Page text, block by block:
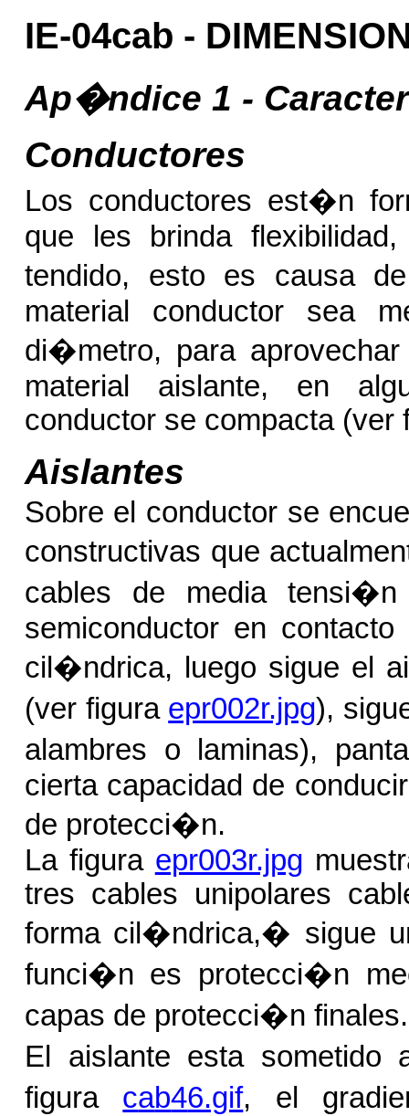
IE-04cab -
Ap�ndice 1 -
Conductores
Los conductores est�n
que les brinda
tendido, esto es causa
material conductor sea
di�metro, para
material aislante, en
conductor se compacta (ver
Aislantes
Sobre el conductor se
constructivas que
cables de media
semiconductor en
cil�ndrica, luego sigue el
(ver figura epr002r.jpg),
alambres o laminas),
cierta capacidad de
de protecci�n.
La figura epr003r.jpg
tres cables unipolares
forma cil�ndrica,� sigue
funci�n es protecci�n
capas de protecci�n finales.
El aislante esta
figura cab46.gif, el